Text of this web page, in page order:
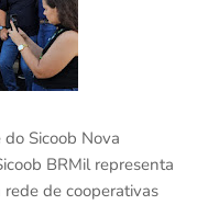
Sicoob Nova
BRMil representa
de cooperativas